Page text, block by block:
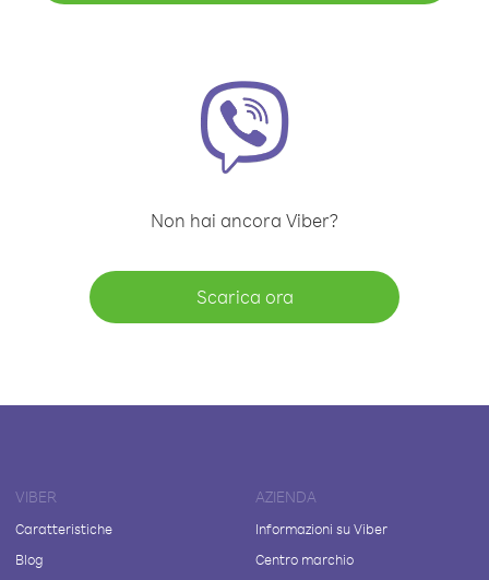
Non hai ancora Viber?
Scarica ora
VIBER
Caratteristiche
Blog
AZIENDA
Informazioni su Viber
Centro marchio